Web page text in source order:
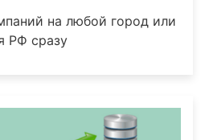
на любой город или
РФ сразу